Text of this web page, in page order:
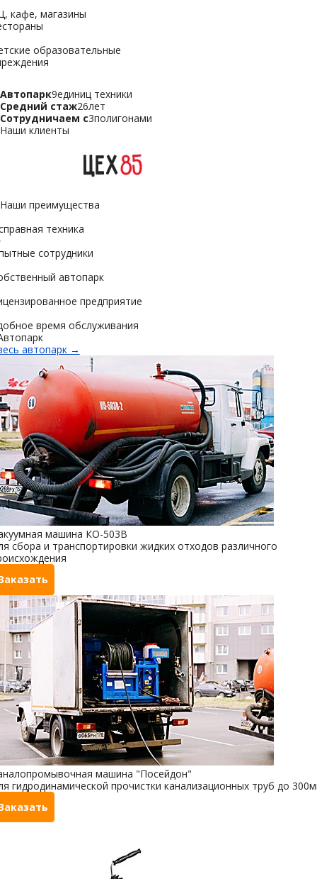
кафе, магазины
образовательные
Автопарк9единиц техники
Средний стаж26лет
Сотрудничаем с3полигонами
Наши клиенты
Наши преимущества
техника
сотрудники
автопарк
предприятие
время обслуживания
автопарк →
машина КО-503В
сбора и транспортировки жидких отходов различного
машина "Посейдон"
гидродинамической прочистки канализационных труб до